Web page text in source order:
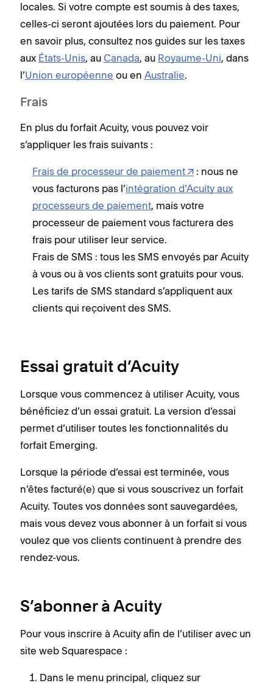
locales. Si votre compte est soumis à des taxes,
celles-ci seront ajoutées lors du paiement. Pour
en savoir plus, consultez nos guides sur les taxes
aux États-Unis, au Canada, au Royaume-Uni, dans
l’Union européenne ou en Australie.
Frais
En plus du forfait Acuity, vous pouvez voir
s’appliquer les frais suivants :
Frais de processeur de paiement
: nous ne
vous facturons pas l’intégration d’Acuity aux
processeurs de paiement, mais votre
processeur de paiement vous facturera des
frais pour utiliser leur service.
Frais de SMS : tous les SMS envoyés par Acuity
à vous ou à vos clients sont gratuits pour vous.
Les tarifs de SMS standard s’appliquent aux
clients qui reçoivent des SMS.
Essai gratuit d’Acuity
Lorsque vous commencez à utiliser Acuity, vous
bénéficiez d’un essai gratuit. La version d’essai
permet d’utiliser toutes les fonctionnalités du
forfait Emerging.
Lorsque la période d’essai est terminée, vous
n’êtes facturé(e) que si vous souscrivez un forfait
Acuity. Toutes vos données sont sauvegardées,
mais vous devez vous abonner à un forfait si vous
voulez que vos clients continuent à prendre des
rendez-vous.
S’abonner à Acuity
Pour vous inscrire à Acuity afin de l’utiliser avec un
site web Squarespace :
Dans le menu principal, cliquez sur